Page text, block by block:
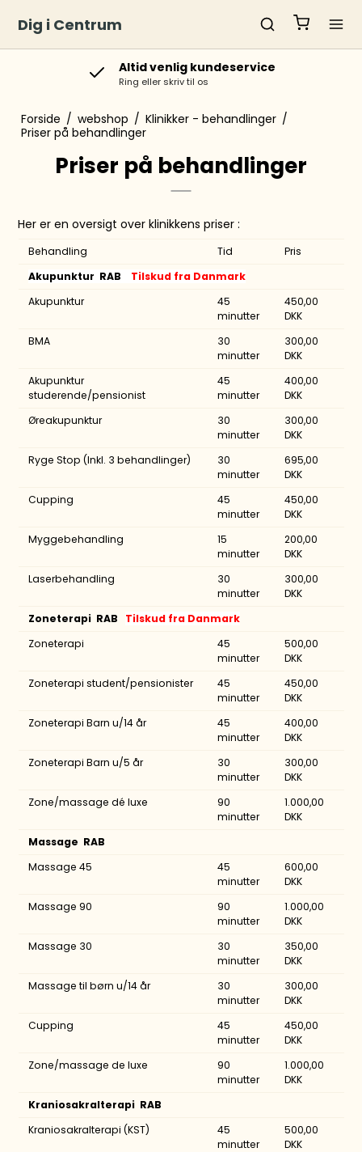
Dig i Centrum
Altid venlig kundeservice
Ring eller skriv til os
Forside / webshop / Klinikker - behandlinger /
Priser på behandlinger
Priser på behandlinger
Her er en oversigt over klinikkens priser :
Behandling Tid
Pris
Akupunktur RAB
Tilskud fra Danmark
Akupunktur
45
minutter
450,00
DKK
BMA
30
minutter
300,00
DKK
Akupunktur
studerende/pensionist
45
minutter
400,00
DKK
Øreakupunktur
30
minutter
300,00
DKK
Ryge Stop (Inkl. 3 behandlinger)
30
minutter
695,00
DKK
Cupping
45
minutter
450,00
DKK
Myggebehandling
15
minutter
200,00
DKK
Laserbehandling
30
minutter
300,00
DKK
Zoneterapi RAB Tilskud fra Danmark
Zoneterapi
45
minutter
500,00
DKK
Zoneterapi student/pensionister
45
minutter
450,00
DKK
Zoneterapi Barn u/14 år
45
minutter
400,00
DKK
Zoneterapi Barn u/5 år
30
minutter
300,00
DKK
Zone/massage dé luxe
90
minutter
1.000,00
DKK
Massage RAB
Massage 45
45
minutter
600,00
DKK
Massage 90
90
minutter
1.000,00
DKK
Massage 30
30
minutter
350,00
DKK
Massage til børn u/14 år
30
minutter
300,00
DKK
Cupping
45
minutter
450,00
DKK
Zone/massage de luxe
90
minutter
1.000,00
DKK
Kraniosakralterapi RAB
Kraniosakralterapi (KST)
45
minutter
500,00
DKK